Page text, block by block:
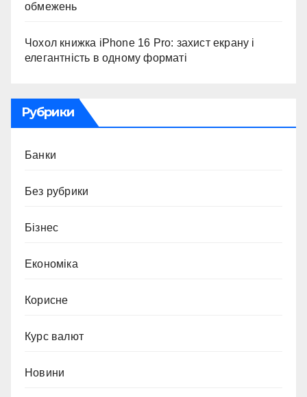
обмежень
Чохол книжка iPhone 16 Pro: захист екрану і
елегантність в одному форматі
Рубрики
Банки
Без рубрики
Бізнес
Економіка
Корисне
Курс валют
Новини